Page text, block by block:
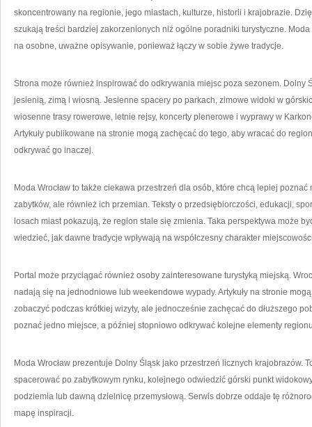
skoncentrowany na regionie, jego miastach, kulturze, historii i krajobrazie.
szukają treści bardziej zakorzenionych niż ogólne poradniki turystyczne. Moda
na osobne, uważne opisywanie, ponieważ łączy w sobie żywe tradycje.
Strona może również inspirować do odkrywania miejsc poza sezonem. Dolny
jesienią, zimą i wiosną. Jesienne spacery po parkach, zimowe widoki w
wiosenne trasy rowerowe, letnie rejsy, koncerty plenerowe i wyprawy w
Artykuły publikowane na stronie mogą zachęcać do tego, aby wracać do
odkrywać go inaczej.
Moda Wrocław to także ciekawa przestrzeń dla osób, które chcą lepiej
zabytków, ale również ich przemian. Teksty o przedsiębiorczości, edukacji,
losach miast pokazują, że region stale się zmienia. Taka perspektywa może
wiedzieć, jak dawne tradycje wpływają na współczesny charakter
Portal może przyciągać również osoby zainteresowane turystyką miejską.
nadają się na jednodniowe lub weekendowe wypady. Artykuły na stronie
zobaczyć podczas krótkiej wizyty, ale jednocześnie zachęcać do dłuższego
poznać jedno miejsce, a później stopniowo odkrywać kolejne elementy
Moda Wrocław prezentuje Dolny Śląsk jako przestrzeń licznych krajobrazów.
spacerować po zabytkowym rynku, kolejnego odwiedzić górski punkt
podziemia lub dawną dzielnicę przemysłową. Serwis dobrze oddaje tę
mapę inspiracji.